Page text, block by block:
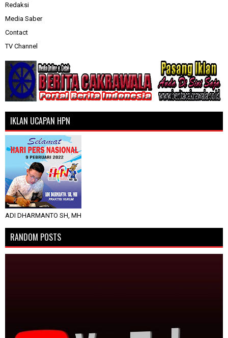
Redaksi
Media Saber
Contact
TV Channel
IKLAN UCAPAN HPN
ADI DHARMANTO SH, MH
RANDOM POSTS